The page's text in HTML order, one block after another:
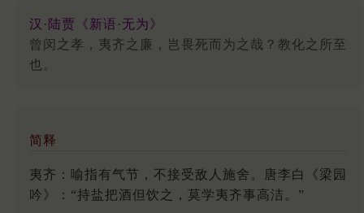
汉·陆贾《新语·无为》
曾闵之孝，夷齐之廉，岂畏死而为之哉？教化之所至
也。
简释
夷齐：喻指有气节，不接受敌人施舍。唐李白《梁园
吟》：“持盐把酒但饮之，莫学夷齐事高洁。”